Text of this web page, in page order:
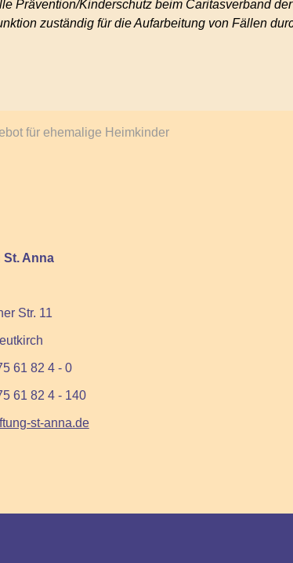
Prävention/Kinderschutz beim Caritasverband
zuständig für die Aufarbeitung von Fällen
für ehemalige Heimkinder
Anna
Str. 11
61 82 4 - 0
61 82 4 - 140
st-anna.de